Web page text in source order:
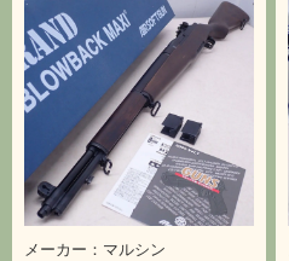
マルシン
M1 ガーランド 8mmBB M